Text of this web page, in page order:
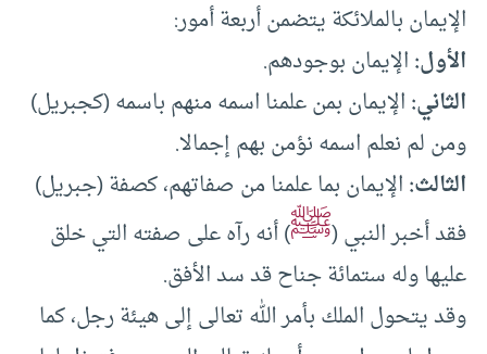
الإيمان بالملائكة يتضمن أربعة أمور:
الأول:الإيمان بوجودهم.
الثاني:الإيمان بمن علمنا اسمه منهم باسمه (كجبريل)
ومن لم نعلم اسمه نؤمن بهم إجمالا.
الثالث:الإيمان بما علمنا من صفاتهم، كصفة (جبريل)
فقد أخبر النبي (ﷺ) أنه رآه على صفته التي خلق
عليها وله ستمائة جناح قد سد الأفق.
وقد يتحول الملك بأمر الله تعالى إلى هيئة رجل، كما